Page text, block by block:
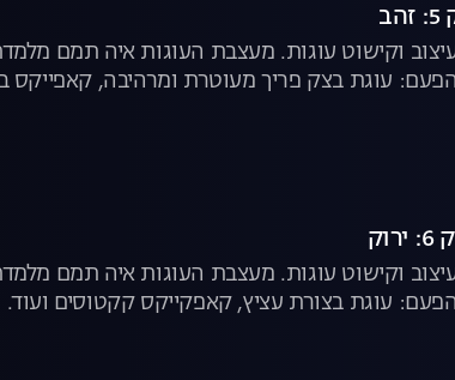
וקישוט עוגות. מעצבת העוגות איה תמם
עוגת בצק פריך מעוטרת ומרהיבה, קאפייקס
וקישוט עוגות. מעצבת העוגות איה תמם
ועוד.